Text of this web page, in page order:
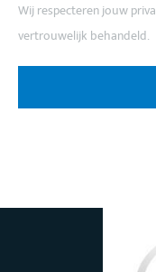
Wij respecteren jouw
vertrouwelijk behandeld.